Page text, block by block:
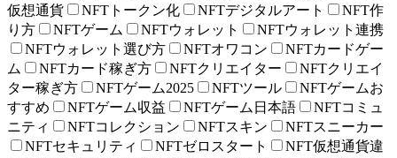
仮想通貨
NFTトークン化 NFTデジタルアート
NFT作
り方
NFTゲーム NFTウォレット
NFTウォレット連携
NFTウォレット選び方
NFTオワコン
NFTカードゲー
ム
NFTカード稼ぎ方 NFTクリエイター
NFTクリエイ
ター稼ぎ方
NFTゲーム2025 NFTツール
NFTゲームお
すすめ
NFTゲーム収益 NFTゲーム日本語
NFTコミュ
ニティ
NFTコレクション NFTスキン
NFTスニーカー
NFTセキュリティ
NFTゼロスタート
NFT仮想通貨違